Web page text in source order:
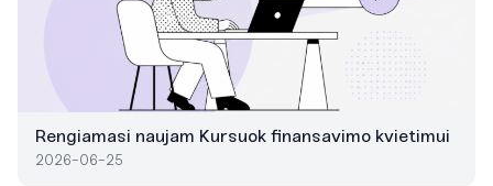
Rengiamasi naujam Kursuok finansavimo kvietimui
2026-06-25